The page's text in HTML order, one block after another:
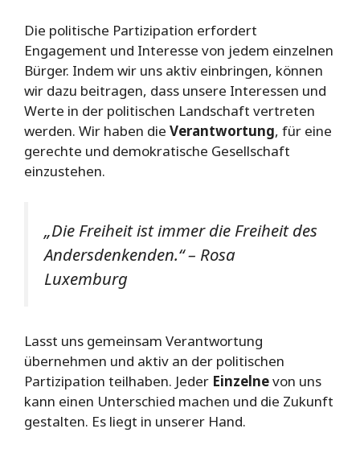
Die politische Partizipation erfordert
Engagement und Interesse von jedem einzelnen
Bürger. Indem wir uns aktiv einbringen, können
wir dazu beitragen, dass unsere Interessen und
Werte in der politischen Landschaft vertreten
werden. Wir haben die Verantwortung, für eine
gerechte und demokratische Gesellschaft
einzustehen.
„Die Freiheit ist immer die Freiheit des
Andersdenkenden.“ – Rosa
Luxemburg
Lasst uns gemeinsam Verantwortung
übernehmen und aktiv an der politischen
Partizipation teilhaben. Jeder Einzelnevon uns
kann einen Unterschied machen und die Zukunft
gestalten. Es liegt in unserer Hand.